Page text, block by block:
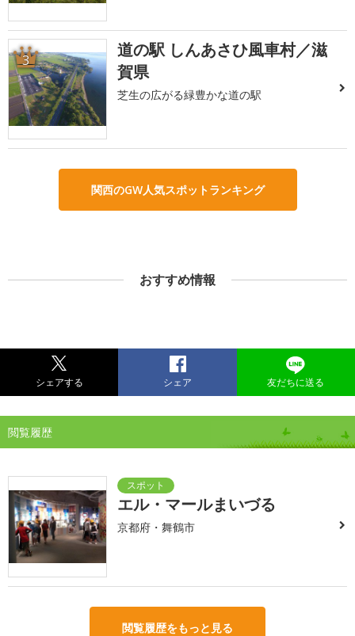
3
道の駅 しんあさひ風車村／滋
賀県
芝生の広がる緑豊かな道の駅
関西のGW人気スポットランキング
おすすめ情報
シェアする シェア 友だちに送る
閲覧履歴
エル・マールまいづる
京都府・舞鶴市
閲覧履歴をもっと見る